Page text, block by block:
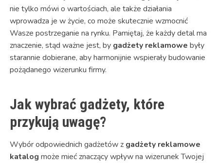
nie tylko mówi o wartościach, ale także działania
wprowadza je w życie, co może skutecznie wzmocnić
Wasze postrzeganie na rynku. Pamiętaj, że każdy detal ma
znaczenie, stąd ważne jest, by gadżety reklamowe były
starannie dobierane, aby harmonijnie wspierały budowanie
pożądanego wizerunku firmy.
Jak wybrać gadżety, które
przykują uwagę?
Wybór odpowiednich gadżetów z gadżety reklamowe
katalog może mieć znaczący wpływ na wizerunek Twojej